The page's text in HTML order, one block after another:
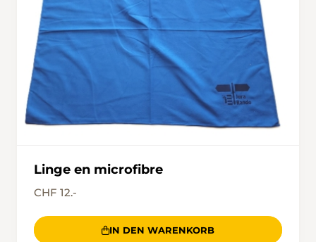
Linge en microfibre
CHF 12.-
IN DEN WARENKORB